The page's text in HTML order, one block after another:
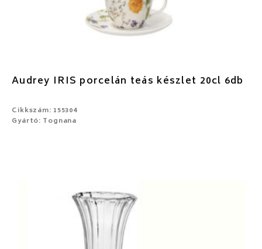
Audrey IRIS porcelán teás készlet 20cl 6db
Cikkszám: 155304
Gyártó: Tognana